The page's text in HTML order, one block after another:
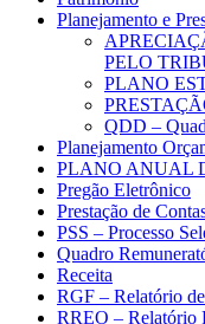
Planejamento e
PELO
PLANO
QDD –
Planejamento
PLANO ANUAL
Pregão Eletrônico
Prestação de
PSS – Processo
Quadro
Receita
RGF – Relatório
RREO – Relatório